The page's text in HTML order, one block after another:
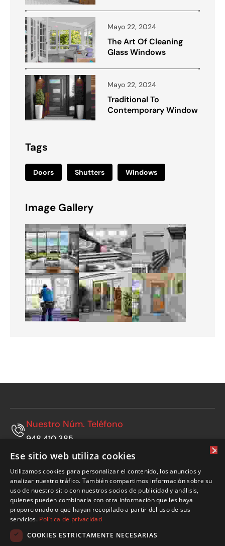
Mayo 22, 2024
The Art Of Cleaning
Glass Windows
Mayo 22, 2024
Traditional To
Contemporary Window
Tags
Doors Shutters Windows
Image Gallery
948 410 385
Nuestro Núm. Teléfono
665 769 808
Nuestro Núm. Móvil
Polígono Municipal, vial B nº24. 31500 Tudela
(Navarra)
Nuestra Ubicación
Email
×
Ese sitio web utiliza cookies
Utilizamos cookies para personalizar el contenido, los anuncios y
analizar nuestro tráfico. También compartimos información sobre su
uso de nuestro sitio con nuestros socios de publicidad y análisis,
quienes pueden combinarla con otra información que les haya
proporcionado o que hayan recopilado a partir del uso de sus
servicios. Política de privacidad
COOKIES ESTRICTAMENTE NECESARIAS